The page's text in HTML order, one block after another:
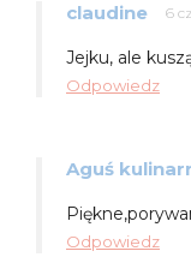
claudine 6
Jejku, ale
Odpowiedz
Aguś
Odpowiedz